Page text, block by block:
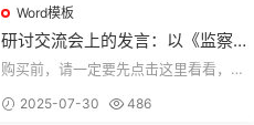
Word模板
研讨交流会上的发言：以《监察
法实施条例》为纲,推动巡察工作
购买前，请一定要先点击这里看看，欢
束，本文...
2025-07-30 486